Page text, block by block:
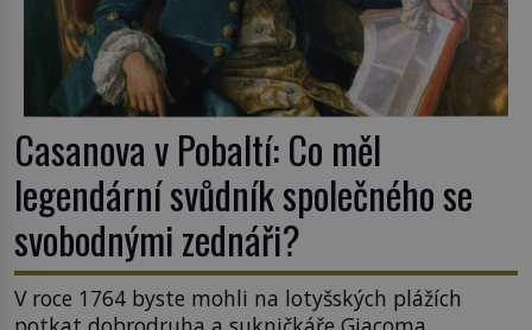
Casanova v Pobaltí: Co měl
legendární svůdník společného se
svobodnými zednáři?
V roce 1764 byste mohli na lotyšských plážích